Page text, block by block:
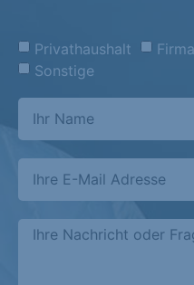
Privathaushalt
Sonstige